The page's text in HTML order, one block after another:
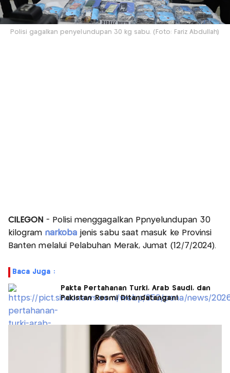
Polisi gagalkan penyelundupan 30 kg sabu. (Foto: Fariz Abdullah)
CILEGON - Polisi menggagalkan Ppnyelundupan 30
kilogram narkoba jenis sabu saat masuk ke Provinsi
Banten melalui Pelabuhan Merak, Jumat (12/7/2024).
Baca Juga :
Pakta Pertahanan Turki, Arab Saudi, dan
Pakistan Resmi Ditandatangani